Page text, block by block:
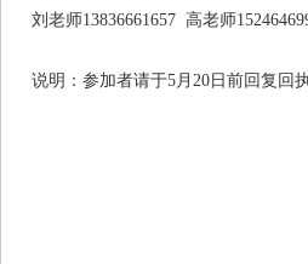
刘老师13836661657 高老师
说明：参加者请于5月20日前回复回